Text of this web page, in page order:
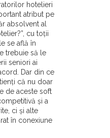
hotelieri
atribut pe
absolvent al
cu toții
se află în
trebuie să le
seniori ai
Dar din ce
că nu doar
de aceste soft
și a
ci și alte
în conexiune